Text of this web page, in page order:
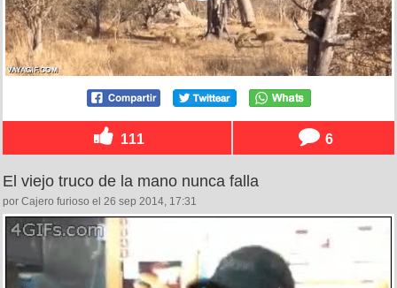
111 6
El viejo truco de la mano nunca falla
por Cajero furioso el 26 sep 2014, 17:31